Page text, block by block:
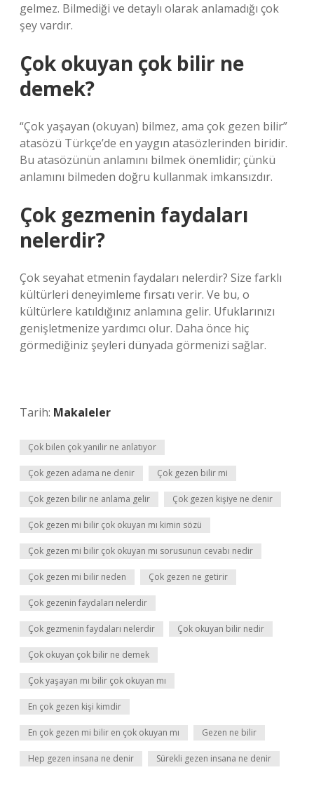
gelmez. Bilmediği ve detaylı olarak anlamadığı çok
şey vardır.
Çok okuyan çok bilir ne
demek?
“Çok yaşayan (okuyan) bilmez, ama çok gezen bilir”
atasözü Türkçe’de en yaygın atasözlerinden biridir.
Bu atasözünün anlamını bilmek önemlidir; çünkü
anlamını bilmeden doğru kullanmak imkansızdır.
Çok gezmenin faydaları
nelerdir?
Çok seyahat etmenin faydaları nelerdir? Size farklı
kültürleri deneyimleme fırsatı verir. Ve bu, o
kültürlere katıldığınız anlamına gelir. Ufuklarınızı
genişletmenize yardımcı olur. Daha önce hiç
görmediğiniz şeyleri dünyada görmenizi sağlar.
Tarih: Makaleler
Çok bilen çok yanilir ne anlatıyor
Çok gezen adama ne denir Çok gezen bilir mi
Çok gezen bilir ne anlama gelir Çok gezen kişiye ne denir
Çok gezen mi bilir çok okuyan mı kimin sözü
Çok gezen mi bilir çok okuyan mı sorusunun cevabı nedir
Çok gezen mi bilir neden Çok gezen ne getirir
Çok gezenin faydaları nelerdir
Çok gezmenin faydaları nelerdir Çok okuyan bilir nedir
Çok okuyan çok bilir ne demek
Çok yaşayan mı bilir çok okuyan mı
En çok gezen kişi kimdir
En çok gezen mi bilir en çok okuyan mı Gezen ne bilir
Hep gezen insana ne denir Sürekli gezen insana ne denir